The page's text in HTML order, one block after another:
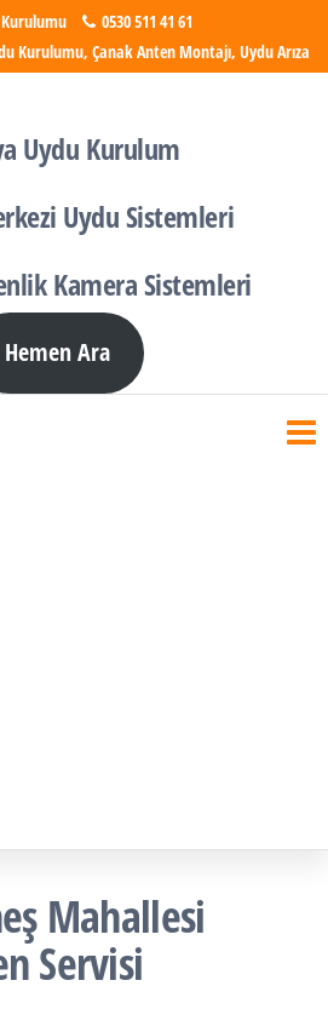
0530 511 41 61
Kurulumu, Çanak Anten Montajı, Uydu Arıza
Uydu Kurulum
Uydu Sistemleri
Kamera Sistemleri
Hemen Ara
Mahallesi
Servisi